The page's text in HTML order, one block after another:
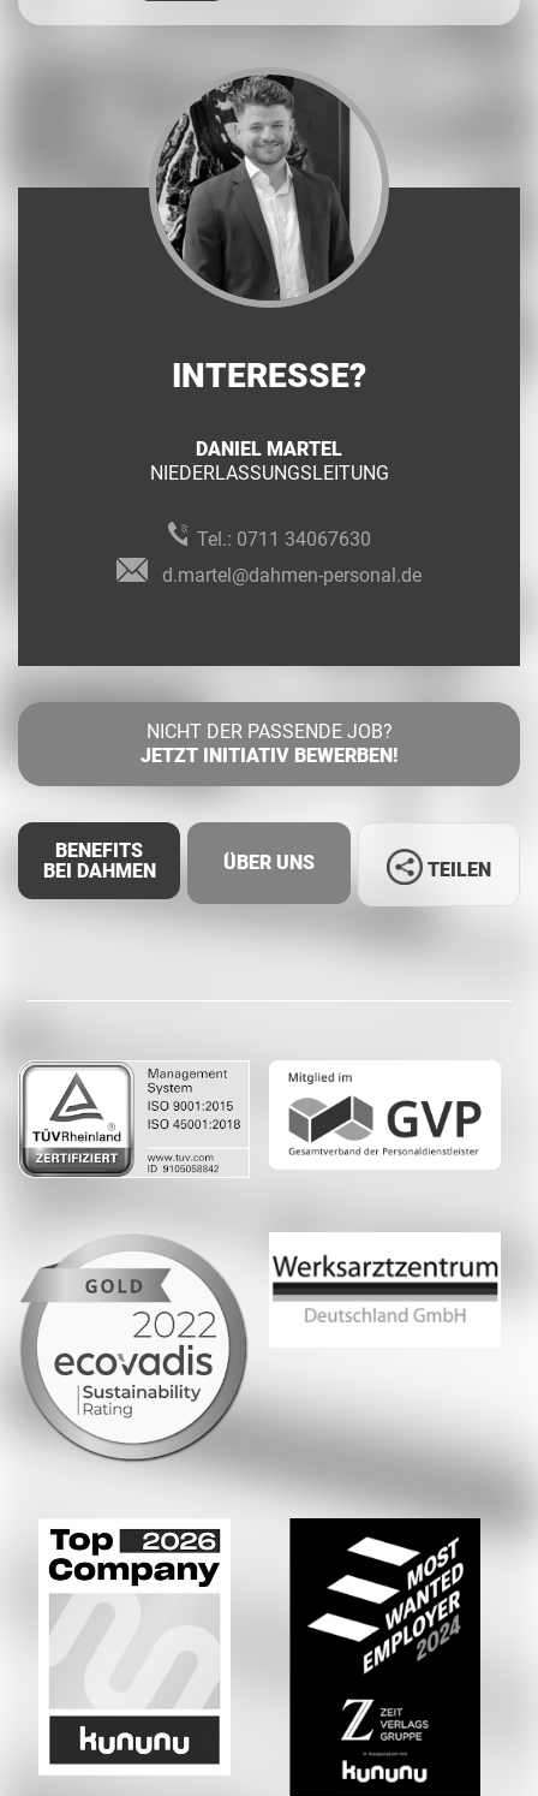
INTERESSE?
DANIEL MARTEL
NIEDERLASSUNGSLEITUNG
Tel.: 0711 34067630
d.martel@dahmen-personal.de
NICHT DER PASSENDE JOB?
JETZT INITIATIV BEWERBEN!
BENEFITS
BEI DAHMEN
ÜBER UNS
Whatsapp
TEILEN